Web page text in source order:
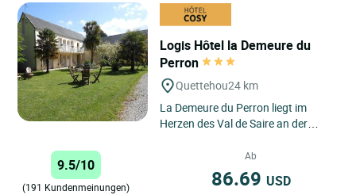
Logis Hôtel la Demeure du
Perron
Quettehou24 km
La Demeure du Perron liegt im
Herzen des Val de Saire an der
Quettehou, nur 800 Meter vom...
9.5/10
(191 Kundenmeinungen)
Ab
86.69 USD